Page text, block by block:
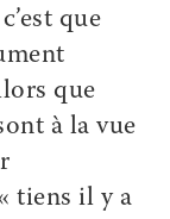
que
que
à la vue
tiens il y a